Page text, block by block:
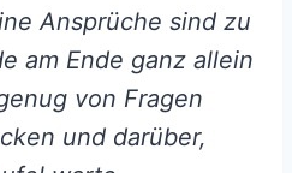
Ansprüche sind zu
am Ende ganz allein
von Fragen
und darüber,